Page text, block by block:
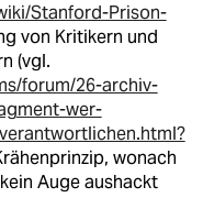
Stanford-Prison-
von Kritikern und
(vgl.
forum/26-archiv-
wer-
wonach
Auge aushackt